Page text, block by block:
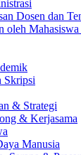
Dosen dan
oleh
Skripsi
& Strategi
& Kerjasama
Manusia